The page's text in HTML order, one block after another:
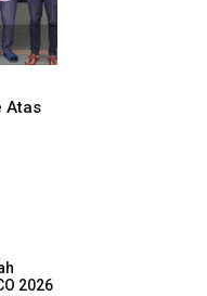
Atas
2026